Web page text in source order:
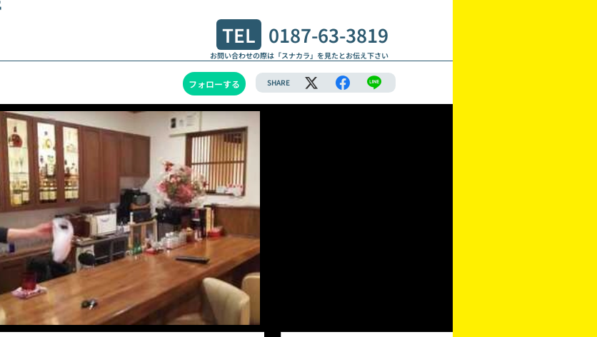
TEL 0187-63-3819
お問い合わせの際は「スナカラ」を見たとお伝え下さい
フォローする SHARE